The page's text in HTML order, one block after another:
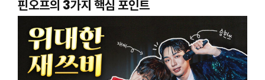
핀오프의 3가지 핵심 포인트